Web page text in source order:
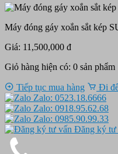
Máy đóng gáy xoắn sắt kép
Giá: 11,500,000 đ
Giỏ hàng hiện có: 0 sản phẩm
Tiếp tục mua hàng
Đi
Zalo: 0523.18.6666
Zalo: 0918.95.62.68
Zalo: 0985.90.99.33
Đăng ký tư